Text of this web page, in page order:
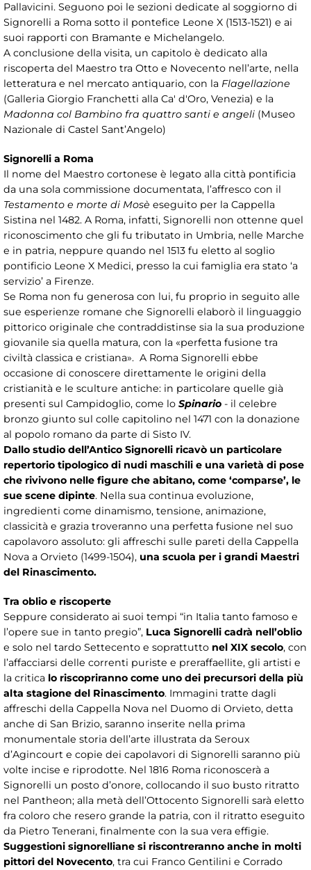
Pallavicini. Seguono poi le sezioni dedicate al soggiorno di
Signorelli a Roma sotto il pontefice Leone X (1513-1521) e ai
suoi rapporti con Bramante e Michelangelo.
A conclusione della visita, un capitolo è dedicato alla
riscoperta del Maestro tra Otto e Novecento nell’arte, nella
letteratura e nel mercato antiquario, con la Flagellazione
(Galleria Giorgio Franchetti alla Ca' d'Oro, Venezia) e la
Madonna col Bambino fra quattro santi e angeli (Museo
Nazionale di Castel Sant’Angelo)
Signorelli a Roma
Il nome del Maestro cortonese è legato alla città pontificia
da una sola commissione documentata, l’affresco con il
Testamento e morte di Mosè eseguito per la Cappella
Sistina nel 1482. A Roma, infatti, Signorelli non ottenne quel
riconoscimento che gli fu tributato in Umbria, nelle Marche
e in patria, neppure quando nel 1513 fu eletto al soglio
pontificio Leone X Medici, presso la cui famiglia era stato ‘a
servizio’ a Firenze.
Se Roma non fu generosa con lui, fu proprio in seguito alle
sue esperienze romane che Signorelli elaborò il linguaggio
pittorico originale che contraddistinse sia la sua produzione
giovanile sia quella matura, con la «perfetta fusione tra
civiltà classica e cristiana». A Roma Signorelli ebbe
occasione di conoscere direttamente le origini della
cristianità e le sculture antiche: in particolare quelle già
presenti sul Campidoglio, come lo Spinario - il celebre
bronzo giunto sul colle capitolino nel 1471 con la donazione
al popolo romano da parte di Sisto IV.
Dallo studio dell’Antico Signorelli ricavò un particolare
repertorio tipologico di nudi maschili e una varietà di pose
che rivivono nelle figure che abitano, come ‘comparse’, le
sue scene dipinte. Nella sua continua evoluzione,
ingredienti come dinamismo, tensione, animazione,
classicità e grazia troveranno una perfetta fusione nel suo
capolavoro assoluto: gli affreschi sulle pareti della Cappella
Nova a Orvieto (1499-1504), una scuola per i grandi Maestri
del Rinascimento.
Tra oblio e riscoperte
Seppure considerato ai suoi tempi “in Italia tanto famoso e
l’opere sue in tanto pregio”, Luca Signorelli cadrà nell’oblio
e solo nel tardo Settecento e soprattutto nel XIX secolo, con
l’affacciarsi delle correnti puriste e preraffaellite, gli artisti e
la critica lo riscopriranno come uno dei precursori della più
alta stagione del Rinascimento. Immagini tratte dagli
affreschi della Cappella Nova nel Duomo di Orvieto, detta
anche di San Brizio, saranno inserite nella prima
monumentale storia dell’arte illustrata da Seroux
d’Agincourt e copie dei capolavori di Signorelli saranno più
volte incise e riprodotte. Nel 1816 Roma riconoscerà a
Signorelli un posto d’onore, collocando il suo busto ritratto
nel Pantheon; alla metà dell’Ottocento Signorelli sarà eletto
fra coloro che resero grande la patria, con il ritratto eseguito
da Pietro Tenerani, finalmente con la sua vera effigie.
Suggestioni signorelliane si riscontreranno anche in molti
pittori del Novecento, tra cui Franco Gentilini e Corrado